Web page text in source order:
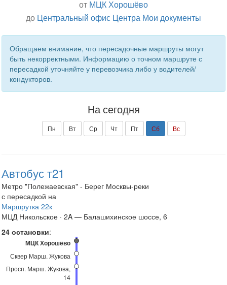
от МЦК Хорошёво
до Центральный офис Центра Мои документы
Обращаем внимание, что пересадочные маршруты могут
быть некорректными. Информацию о точном маршруте с
пересадкой уточняйте у перевозчика либо у водителей/
кондукторов.
На сегодня
Пн Вт Ср Чт Пт Сб Вс
Автобус т21
Метро "Полежаевская" - Берег Москвы-реки
с пересадкой на
Маршрутка 22к
МЦД Никольское · 2A — Балашихинское шоссе, 6
24 остановки:
МЦК Хорошёво
Сквер Марш. Жукова
Просп. Марш. Жукова,
14